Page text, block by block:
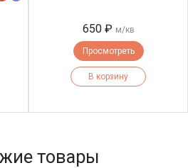
650 ₽ м/кв
Просмотреть
В корзину
товары